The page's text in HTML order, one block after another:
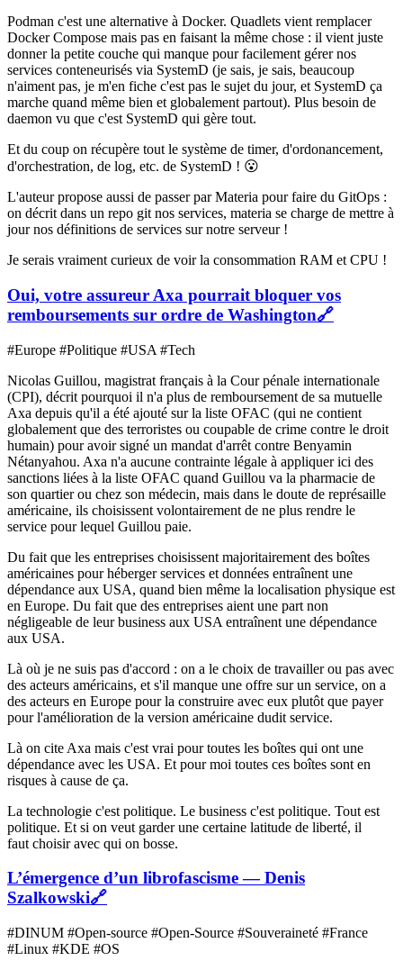
Podman c'est une alternative à Docker. Quadlets vient remplacer
Docker Compose mais pas en faisant la même chose : il vient juste
donner la petite couche qui manque pour facilement gérer nos
services conteneurisés via SystemD (je sais, je sais, beaucoup
n'aiment pas, je m'en fiche c'est pas le sujet du jour, et SystemD ça
marche quand même bien et globalement partout). Plus besoin de
daemon vu que c'est SystemD qui gère tout.
Et du coup on récupère tout le système de timer, d'ordonancement,
d'orchestration, de log, etc. de SystemD ! 😮
L'auteur propose aussi de passer par Materia pour faire du GitOps :
on décrit dans un repo git nos services, materia se charge de mettre à
jour nos définitions de services sur notre serveur !
Je serais vraiment curieux de voir la consommation RAM et CPU !
Oui, votre assureur Axa pourrait bloquer vos
remboursements sur ordre de Washington🔗
#Europe #Politique #USA #Tech
Nicolas Guillou, magistrat français à la Cour pénale internationale
(CPI), décrit pourquoi il n'a plus de remboursement de sa mutuelle
Axa depuis qu'il a été ajouté sur la liste OFAC (qui ne contient
globalement que des terroristes ou coupable de crime contre le droit
humain) pour avoir signé un mandat d'arrêt contre Benyamin
Nétanyahou. Axa n'a aucune contrainte légale à appliquer ici des
sanctions liées à la liste OFAC quand Guillou va la pharmacie de
son quartier ou chez son médecin, mais dans le doute de représaille
américaine, ils choisissent volontairement de ne plus rendre le
service pour lequel Guillou paie.
Du fait que les entreprises choisissent majoritairement des boîtes
américaines pour héberger services et données entraînent une
dépendance aux USA, quand bien même la localisation physique est
en Europe. Du fait que des entreprises aient une part non
négligeable de leur business aux USA entraînent une dépendance
aux USA.
Là où je ne suis pas d'accord : on a le choix de travailler ou pas avec
des acteurs américains, et s'il manque une offre sur un service, on a
des acteurs en Europe pour la construire avec eux plutôt que payer
pour l'amélioration de la version américaine dudit service.
Là on cite Axa mais c'est vrai pour toutes les boîtes qui ont une
dépendance avec les USA. Et pour moi toutes ces boîtes sont en
risques à cause de ça.
La technologie c'est politique. Le business c'est politique. Tout est
politique. Et si on veut garder une certaine latitude de liberté, il
faut choisir avec qui on bosse.
L’émergence d’un librofascisme — Denis
Szalkowski🔗
#DINUM #Open-source #Open-Source #Souveraineté #France
#Linux #KDE #OS